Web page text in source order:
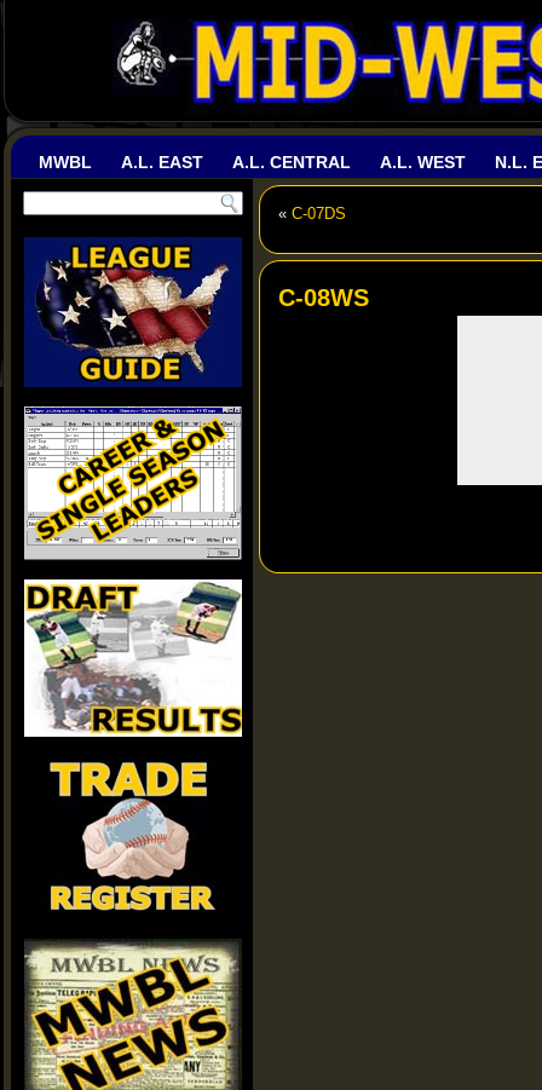
MWBL A.L. EAST A.L. CENTRAL A.L. WEST N.L.
« C-07DS
C-08WS